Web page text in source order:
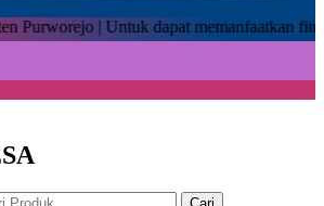
|Untuk dapat memanfaatkan fitur layanan